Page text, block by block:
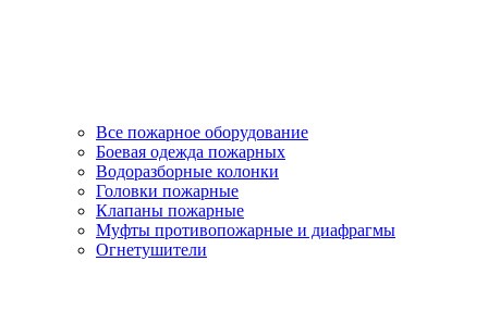
Все пожарное оборудование
Боевая одежда пожарных
Водоразборные колонки
Головки пожарные
Клапаны пожарные
Муфты противопожарные и диафрагмы
Огнетушители